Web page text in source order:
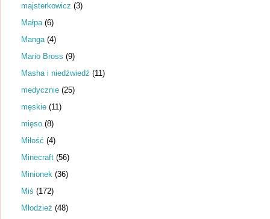
majsterkowicz (3)
Małpa (6)
Manga (4)
Mario Bross (9)
Masha i niedźwiedź (11)
medycznie (25)
męskie (11)
mięso (8)
Miłość (4)
Minecraft (56)
Minionek (36)
Miś (172)
Młodzież (48)